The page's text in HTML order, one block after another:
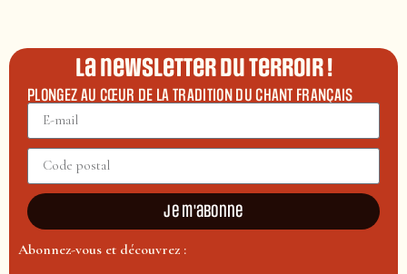
La newsletter du terroir !
PLONGEZ AU CŒUR DE LA TRADITION DU CHANT FRANÇAIS
Je m'abonne
Abonnez-vous et découvrez :